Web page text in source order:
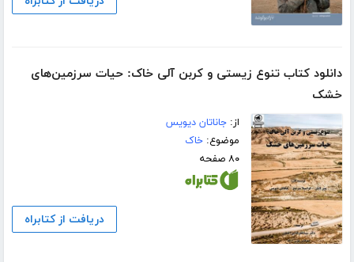
دانلود کتاب تنوع زیستی و کربن آلی خاک: حیات سرزمین‌های
خشک
از:جاناتان دیویس
موضوع:خاک
۸۰ صفحه
دریافت از کتابراه